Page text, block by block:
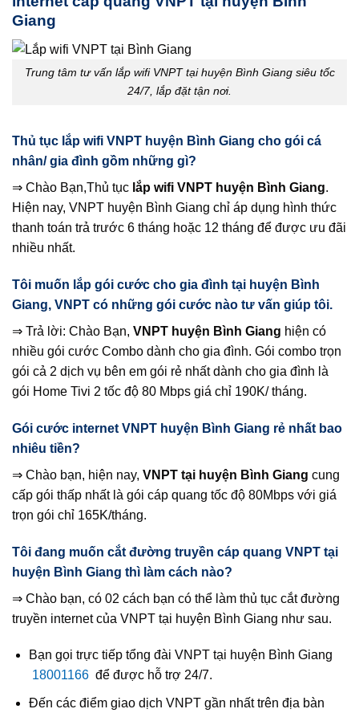
Giang
Trung tâm tư vấn lắp wifi VNPT tại huyện Bình Giang siêu tốc
24/7, lắp đặt tận nơi.
Thủ tục lắp wifi VNPT huyện Bình Giang cho gói cá
nhân/ gia đình gồm những gì?
⇒ Chào Bạn,Thủ tục lắp wifi VNPT huyện Bình Giang.
Hiện nay, VNPT huyện Bình Giang chỉ áp dụng hình thức
thanh toán trả trước 6 tháng hoặc 12 tháng để được ưu đãi
nhiều nhất.
Tôi muốn lắp gói cước cho gia đình tại huyện Bình
Giang, VNPT có những gói cước nào tư vấn giúp tôi.
⇒ Trả lời: Chào Bạn, VNPT huyện Bình Giang hiện có
nhiều gói cước Combo dành cho gia đình. Gói combo trọn
gói cả 2 dịch vụ bên em gói rẻ nhất dành cho gia đình là
gói Home Tivi 2 tốc độ 80 Mbps giá chỉ 190K/ tháng.
Gói cước internet VNPT huyện Bình Giang rẻ nhất bao
nhiêu tiền?
⇒ Chào bạn, hiện nay, VNPT tại huyện Bình Giang cung
cấp gói thấp nhất là gói cáp quang tốc độ 80Mbps với giá
trọn gói chỉ 165K/tháng.
Tôi đang muốn cắt đường truyền cáp quang VNPT tại
huyện Bình Giang thì làm cách nào?
⇒ Chào bạn, có 02 cách bạn có thể làm thủ tục cắt đường
truyền internet của VNPT tại huyện Bình Giang như sau.
Bạn gọi trực tiếp tổng đài VNPT tại huyện Bình Giang
18001166 để được hỗ trợ 24/7.
Đến các điểm giao dịch VNPT gần nhất trên địa bàn